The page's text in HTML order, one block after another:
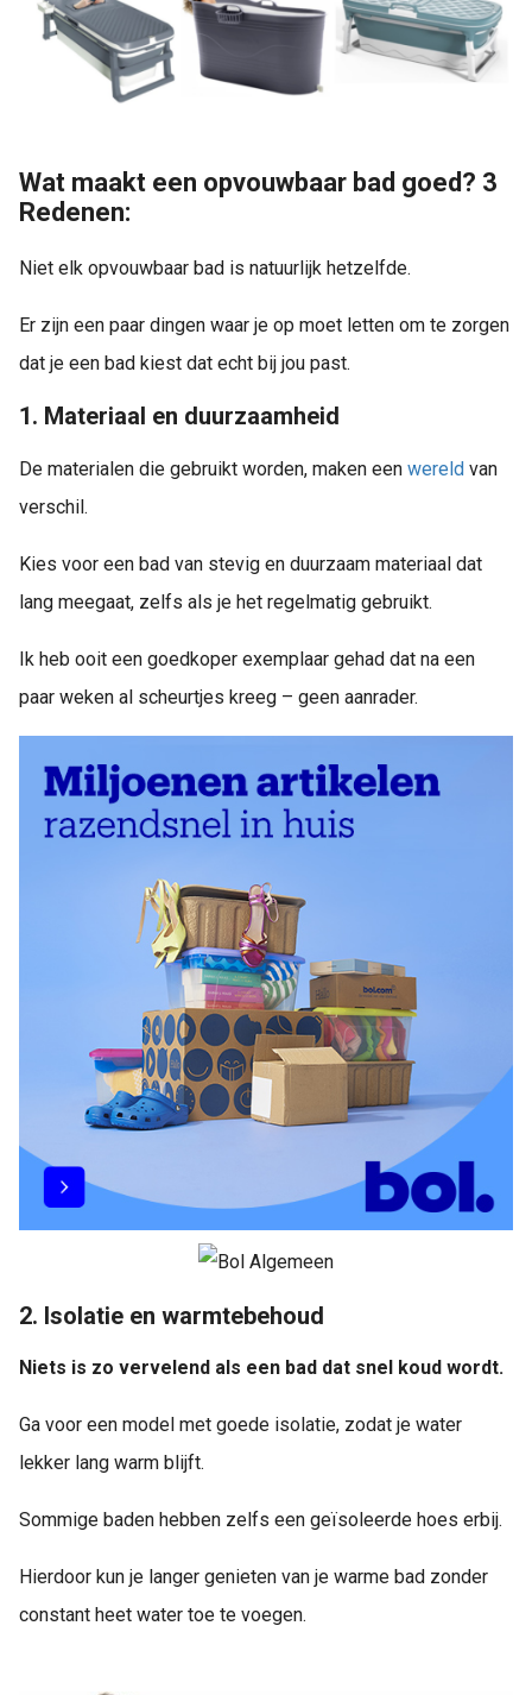
Wat maakt een opvouwbaar bad goed? 3
Redenen:
Niet elk opvouwbaar bad is natuurlijk hetzelfde.
Er zijn een paar dingen waar je op moet letten om te zorgen
dat je een bad kiest dat echt bij jou past.
1. Materiaal en duurzaamheid
De materialen die gebruikt worden, maken een wereld van
verschil.
Kies voor een bad van stevig en duurzaam materiaal dat
lang meegaat, zelfs als je het regelmatig gebruikt.
Ik heb ooit een goedkoper exemplaar gehad dat na een
paar weken al scheurtjes kreeg – geen aanrader.
2. Isolatie en warmtebehoud
Niets is zo vervelend als een bad dat snel koud wordt.
Ga voor een model met goede isolatie, zodat je water
lekker lang warm blijft.
Sommige baden hebben zelfs een geïsoleerde hoes erbij.
Hierdoor kun je langer genieten van je warme bad zonder
constant heet water toe te voegen.